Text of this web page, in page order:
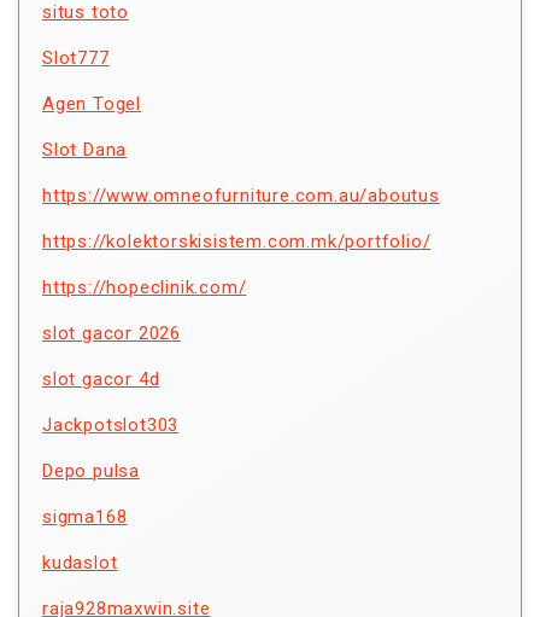
situs toto
Slot777
Agen Togel
Slot Dana
https://www.omneofurniture.com.au/aboutus
https://kolektorskisistem.com.mk/portfolio/
https://hopeclinik.com/
slot gacor 2026
slot gacor 4d
Jackpotslot303
Depo pulsa
sigma168
kudaslot
raja928maxwin.site